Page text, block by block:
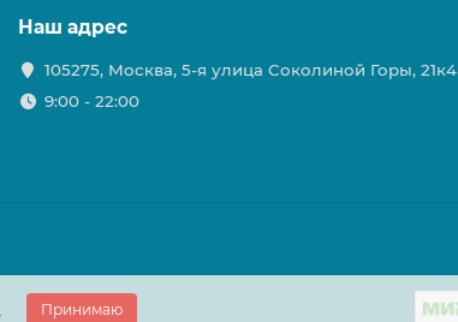
Принимаю
Наш адрес
105275, Москва, 5-я улица Соколиной Горы, 21к4
9:00 - 22:00